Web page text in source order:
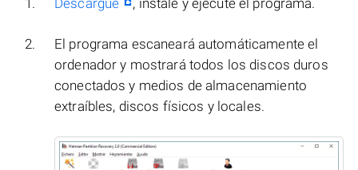
Descargue , instale y ejecute el programa.
El programa escaneará automáticamente el
ordenador y mostrará todos los discos duros
conectados y medios de almacenamiento
extraíbles, discos físicos y locales.